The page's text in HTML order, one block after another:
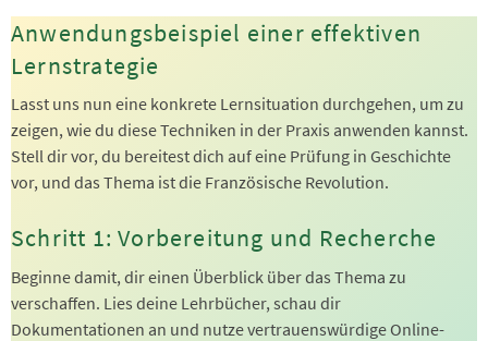
Anwendungsbeispiel einer effektiven
Lernstrategie
Lasst uns nun eine konkrete Lernsituation durchgehen, um zu
zeigen, wie du diese Techniken in der Praxis anwenden kannst.
Stell dir vor, du bereitest dich auf eine Prüfung in Geschichte
vor, und das Thema ist die Französische Revolution.
Schritt 1: Vorbereitung und Recherche
Beginne damit, dir einen Überblick über das Thema zu
verschaffen. Lies deine Lehrbücher, schau dir
Dokumentationen an und nutze vertrauenswürdige Online-